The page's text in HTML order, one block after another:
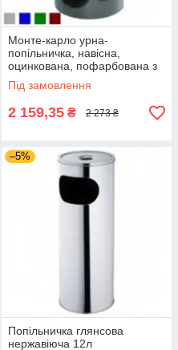
Монте-карло урна-
попільничка, навісна,
оцинкована, пофарбована з
відром 17 л (срібло)
Під замовлення
2 159,35 ₴ 2 273 ₴
–5%
Попільничка глянсова
нержавіюча 12л